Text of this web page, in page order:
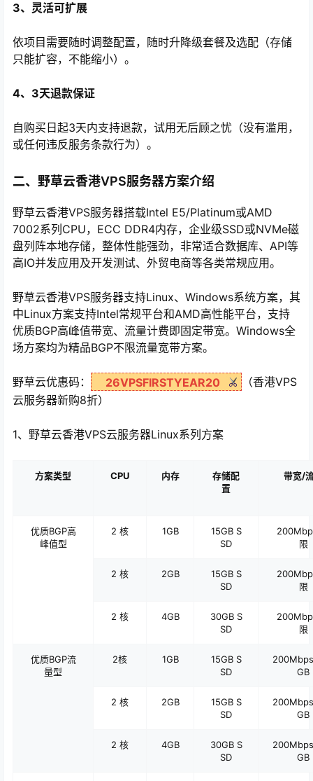
3、灵活可扩展
依项目需要随时调整配置，随时升降级套餐及选配（存储
只能扩容，不能缩小）。
4、3天退款保证
自购买日起3天内支持退款，试用无后顾之忧（没有滥用，
或任何违反服务条款行为）。
二、野草云香港VPS服务器方案介绍
野草云香港VPS服务器搭载Intel E5/Platinum或AMD
7002系列CPU，ECC DDR4内存，企业级SSD或NVMe磁
盘列阵本地存储，整体性能强劲，非常适合数据库、API等
高IO并发应用及开发测试、外贸电商等各类常规应用。
野草云香港VPS服务器支持Linux、Windows系统方案，其
中Linux方案支持Intel常规平台和AMD高性能平台，支持
优质BGP高峰值带宽、流量计费即固定带宽。Windows全
场方案均为精品BGP不限流量宽带方案。
野草云优惠码： 26VPSFIRSTYEAR20
（香港VPS
云服务器新购8折）
1、野草云香港VPS云服务器Linux系列方案
方案类型 CPU 内存
存储配
置
带宽/
优质BGP高
峰值型
2 核 1GB
15GB S
SD
限
2 核 2GB
15GB S
SD
限
2 核 4GB
30GB S
SD
限
优质BGP流
量型
2核 1GB
15GB S
SD
GB
2 核 2GB
15GB S
SD
GB
2 核 4GB
30GB S
SD
GB